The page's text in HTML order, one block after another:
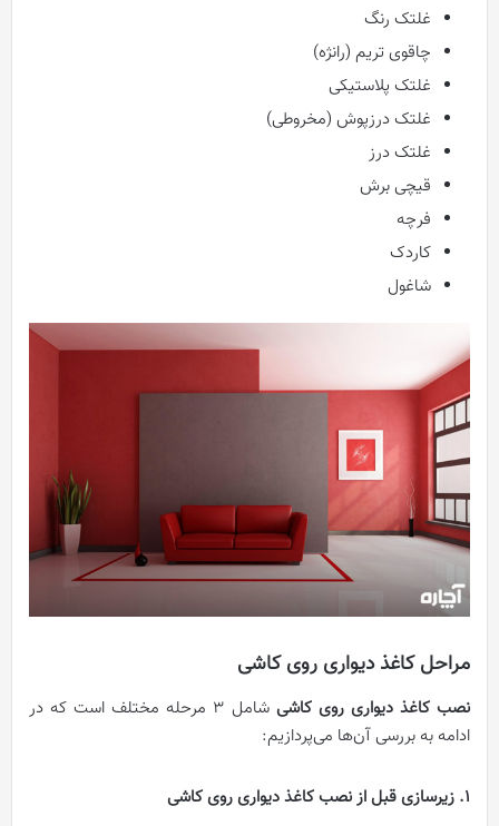
غلتک رنگ
چاقوی تریم (رانژه)
غلتک پلاستیکی
غلتک درزپوش (مخروطی)
غلتک درز
قیچی برش
فرچه
کاردک
شاغول
مراحل کاغذ دیواری روی کاشی
نصب کاغذ دیواری روی کاشی
شامل 3 مرحله مختلف است که در
ادامه به بررسی آن‌ها می‌پردازیم:
1. زیرسازی قبل از نصب کاغذ دیواری روی کاشی